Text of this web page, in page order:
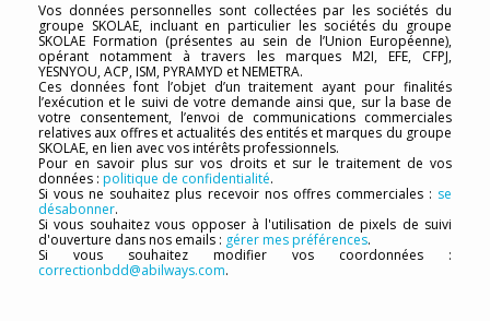
Vos données personnelles sont collectées par les sociétés du
groupe SKOLAE, incluant en particulier les sociétés du groupe
SKOLAE Formation (présentes au sein de l’Union Européenne),
opérant notamment à travers les marques M2I, EFE, CFPJ,
YESNYOU, ACP, ISM, PYRAMYD et NEMETRA.
Ces données font l’objet d’un traitement ayant pour finalités
l’exécution et le suivi de votre demande ainsi que, sur la base de
votre consentement, l’envoi de communications commerciales
relatives aux offres et actualités des entités et marques du groupe
SKOLAE, en lien avec vos intérêts professionnels.
Pour en savoir plus sur vos droits et sur le traitement de vos
données : politique de confidentialité.
Si vous ne souhaitez plus recevoir nos offres commerciales : se
désabonner.
Si vous souhaitez vous opposer à l'utilisation de pixels de suivi
d'ouverture dans nos emails : gérer mes préférences.
Si vous souhaitez modifier vos coordonnées :
correctionbdd@abilways.com.